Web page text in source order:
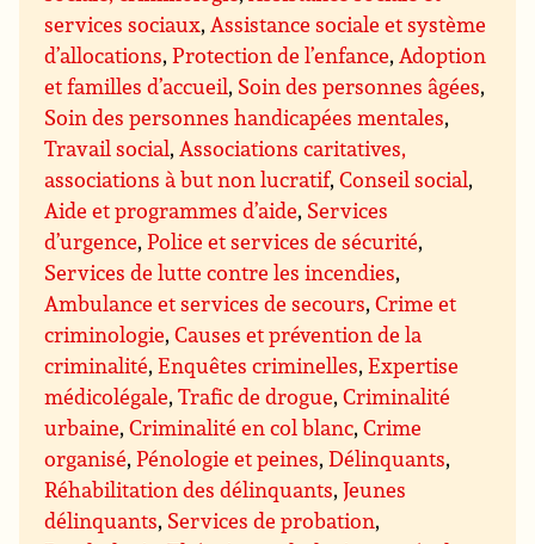
services sociaux,Assistance sociale et système
d’allocations,Protection de l’enfance,Adoption
et familles d’accueil, Soin des personnes âgées,
Soin des personnes handicapées mentales,
Travail social,Associations caritatives,
associations à but non lucratif,Conseil social,
Aide et programmes d’aide, Services
d’urgence,Police et services de sécurité,
Services de lutte contre les incendies,
Ambulance et services de secours,Crime et
criminologie,Causes et prévention de la
criminalité,Enquêtes criminelles,Expertise
médicolégale,Trafic de drogue,Criminalité
urbaine,Criminalité en col blanc,Crime
organisé,Pénologie et peines,Délinquants,
Réhabilitation des délinquants,Jeunes
délinquants, Services de probation,